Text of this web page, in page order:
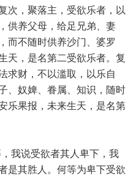
次，聚落主，受欲乐者，以
供养父母，给足兄弟、妻
而不随时供养沙门、婆罗
天，是名第二受欲乐者。复
求财，不以滥取，以乐自
、奴婢、眷属、知识，随时
乐果报，未来生天，是名第
我说受欲者其人卑下，我
是其胜人。何等为卑下受欲